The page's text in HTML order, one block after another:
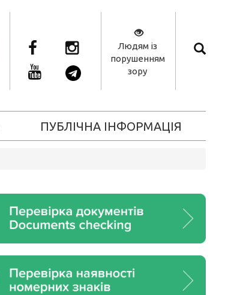
Людям із
порушенням
зору
ПУБЛІЧНА ІНФОРМАЦІЯ